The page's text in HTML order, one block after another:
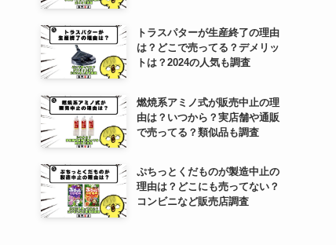
トラスパターが生産終了の理由
は？どこで売ってる？デメリッ
トは？2024の人気も調査
燃焼系アミノ式が販売中止の理
由は？いつから？実店舗や通販
で売ってる？類似品も調査
ぷちっとくだものが製造中止の
理由は？どこにも売ってない？
コンビニなど販売店調査